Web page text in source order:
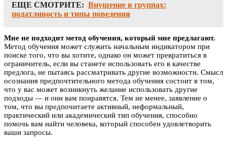
ЕЩЕ СМОТРИТЕ: Внушение в группах:
податливость и типы поведения
Мне не подходит метод обучения, который мне предлагают.
Метод обучения может служить начальным индикатором при
поиске того, что вы хотите, однако он может превратиться в
ограничитель, если вы станете использовать его в качестве
предлога, не пытаясь рассматривать другие возможности. Смысл
осознания предпочтительного метода обучения состоит в том,
что у вас может возникнуть желание использовать другие
подходы — и они вам понравятся. Тем не менее, заявление о
том, что вы предпочитаете активный, неформальный,
практический или академический тип обучения, способно
помочь вам найти человека, который способен удовлетворить
ваши запросы.